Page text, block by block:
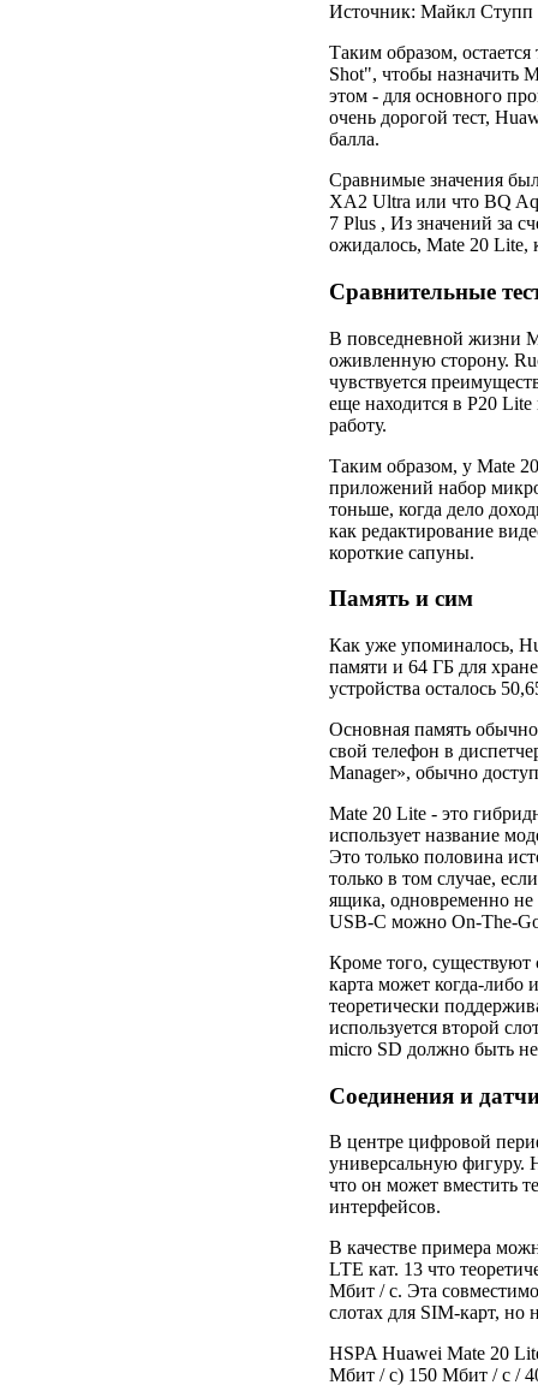
Источник: Майкл Ступп
Таким образом,
Shot", чтобы назначить
этом - для основного
очень дорогой тест,
балла.
Сравнимые значения
XA2 Ultra или что BQ
7 Plus , Из значений за
ожидалось, Mate 20 Lite,
Сравнительные
В повседневной жизни
оживленную сторону.
чувствуется
еще находится в P20
работу.
Таким образом, у Mate
приложений набор
тоньше, когда дело
как редактирование
короткие сапуны.
Память и сим
Как уже упоминалось,
памяти и 64 ГБ для
устройства осталось
Основная память
свой телефон в
Manager», обычно
Mate 20 Lite - это
использует название
Это только половина
только в том случае,
ящика, одновременно не
USB-C можно On-The-
Кроме того,
карта может когда-либо
теоретически
используется второй
micro SD должно быть
Соединения и
В центре цифровой
универсальную фигуру.
что он может вместить
интерфейсов.
В качестве примера
LTE кат. 13 что
Мбит / с. Эта
слотах для SIM-карт, но
HSPA Huawei Mate 20
Мбит / с) 150 Мбит / с